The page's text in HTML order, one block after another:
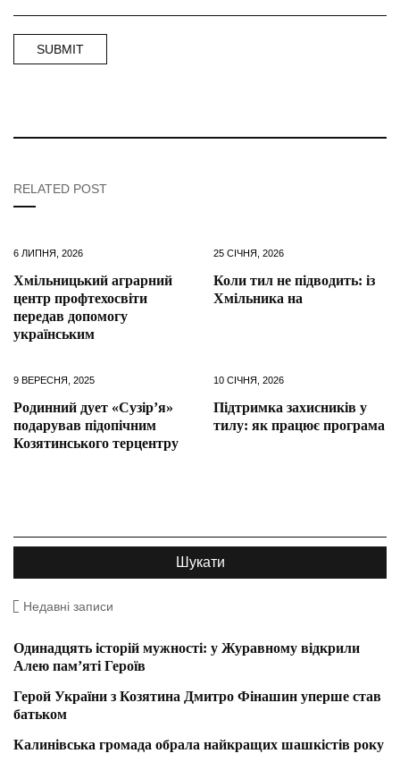
RELATED POST
6 ЛИПНЯ, 2026
Хмільницький аграрний
центр профтехосвіти
передав допомогу
українським
25 СІЧНЯ, 2026
Коли тил не підводить: із
Хмільника на
9 ВЕРЕСНЯ, 2025
Родинний дует «Сузір’я»
подарував підопічним
Козятинського терцентру
10 СІЧНЯ, 2026
Підтримка захисників у
тилу: як працює програма
Недавні записи
Одинадцять історій мужності: у Журавному відкрили
Алею пам’яті Героїв
Герой України з Козятина Дмитро Фінашин уперше став
батьком
Калинівська громада обрала найкращих шашкістів року